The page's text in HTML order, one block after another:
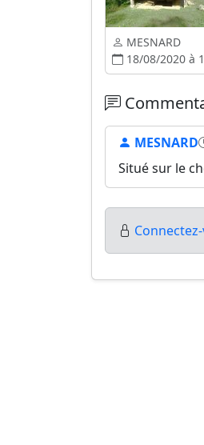
MESNARD
18/08/2020 à
MESNARD
Situé sur le